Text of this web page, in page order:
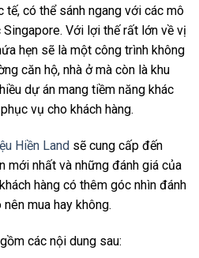
tế, có thể sánh ngang với các mô
Với lợi thế rất lớn về vị
hẹn sẽ là một công trình không
căn hộ, nhà ở mà còn là khu
dự án mang tiềm năng khác
vụ cho khách hàng.
Hiền Land sẽ cung cấp đến
mới nhất và những đánh giá của
hàng có thêm góc nhìn đánh
mua hay không.
các nội dung sau: